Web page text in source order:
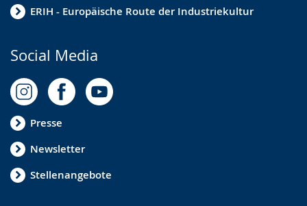
ERIH - Europäische Route der Industriekultur
Social Media
Presse
Newsletter
Stellenangebote